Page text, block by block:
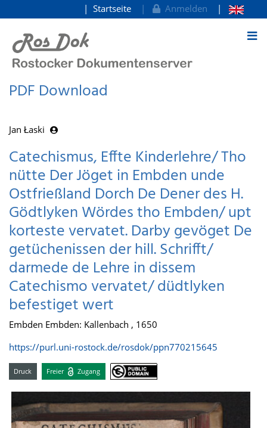
zum Inhalt
Startseite Anmelden
PDF Download
Jan Łaski
Catechismus, Effte Kinderlehre/ Tho
nütte Der Jöget in Embden unde
Ostfrießland Dorch De Dener des H.
Gödtlyken Wördes tho Embden/ upt
korteste vervatet. Darby gevöget De
getüchenissen der hill. Schrifft/
darmede de Lehre in dissem
Catechismo vervatet/ düdtlyken
befestiget wert
Embden Embden: Kallenbach , 1650
https://purl.uni-rostock.de/rosdok/ppn770215645
Druck Freier Zugang